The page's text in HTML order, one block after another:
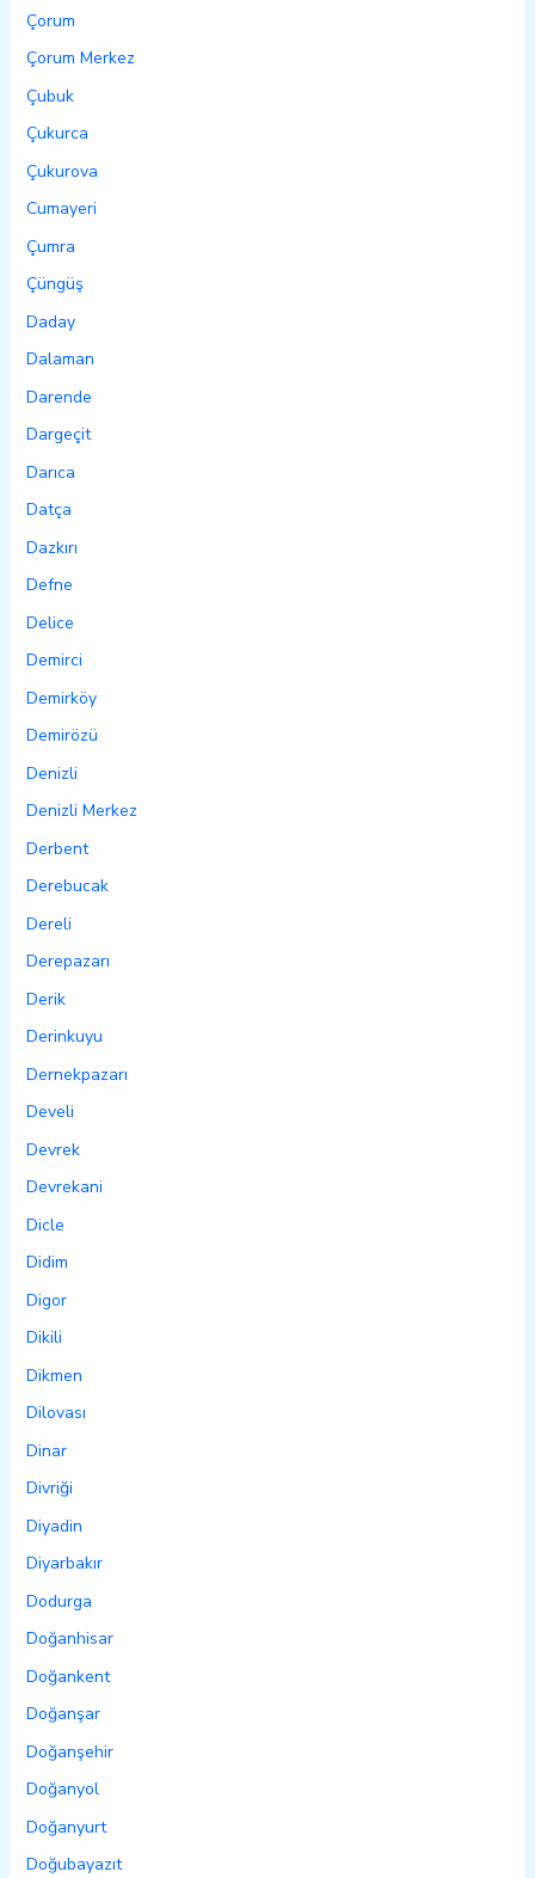
Çorum
Çorum Merkez
Çubuk
Çukurca
Çukurova
Cumayeri
Çumra
Çüngüş
Daday
Dalaman
Darende
Dargeçit
Darıca
Datça
Dazkırı
Defne
Delice
Demirci
Demirköy
Demirözü
Denizli
Denizli Merkez
Derbent
Derebucak
Dereli
Derepazarı
Derik
Derinkuyu
Dernekpazarı
Develi
Devrek
Devrekani
Dicle
Didim
Digor
Dikili
Dikmen
Dilovası
Dinar
Divriği
Diyadin
Diyarbakır
Dodurga
Doğanhisar
Doğankent
Doğanşar
Doğanşehir
Doğanyol
Doğanyurt
Doğubayazıt